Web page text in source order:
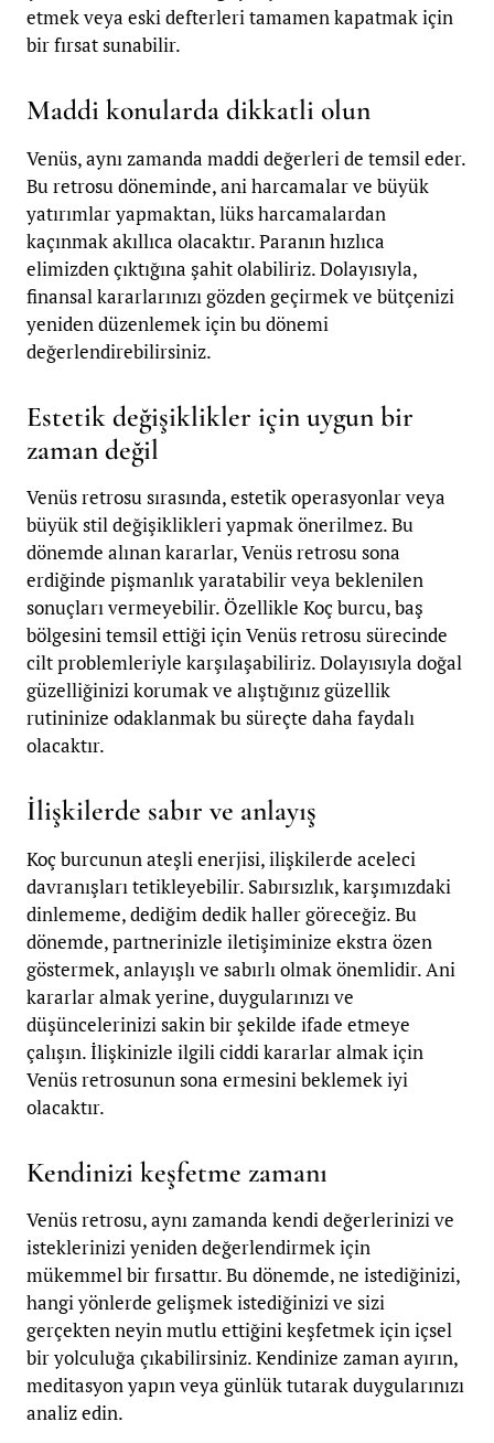
etmek veya eski defterleri tamamen kapatmak için
bir fırsat sunabilir.
Maddi konularda dikkatli olun
Venüs, aynı zamanda maddi değerleri de temsil eder.
Bu retrosu döneminde, ani harcamalar ve büyük
yatırımlar yapmaktan, lüks harcamalardan
kaçınmak akıllıca olacaktır. Paranın hızlıca
elimizden çıktığına şahit olabiliriz. Dolayısıyla,
finansal kararlarınızı gözden geçirmek ve bütçenizi
yeniden düzenlemek için bu dönemi
değerlendirebilirsiniz.
Estetik değişiklikler için uygun bir
zaman değil
Venüs retrosu sırasında, estetik operasyonlar veya
büyük stil değişiklikleri yapmak önerilmez. Bu
dönemde alınan kararlar, Venüs retrosu sona
erdiğinde pişmanlık yaratabilir veya beklenilen
sonuçları vermeyebilir. Özellikle Koç burcu, baş
bölgesini temsil ettiği için Venüs retrosu sürecinde
cilt problemleriyle karşılaşabiliriz. Dolayısıyla doğal
güzelliğinizi korumak ve alıştığınız güzellik
rutininize odaklanmak bu süreçte daha faydalı
olacaktır.
İlişkilerde sabır ve anlayış
Koç burcunun ateşli enerjisi, ilişkilerde aceleci
davranışları tetikleyebilir. Sabırsızlık, karşımızdaki
dinlememe, dediğim dedik haller göreceğiz. Bu
dönemde, partnerinizle iletişiminize ekstra özen
göstermek, anlayışlı ve sabırlı olmak önemlidir. Ani
kararlar almak yerine, duygularınızı ve
düşüncelerinizi sakin bir şekilde ifade etmeye
çalışın. İlişkinizle ilgili ciddi kararlar almak için
Venüs retrosunun sona ermesini beklemek iyi
olacaktır.
Kendinizi keşfetme zamanı
Venüs retrosu, aynı zamanda kendi değerlerinizi ve
isteklerinizi yeniden değerlendirmek için
mükemmel bir fırsattır. Bu dönemde, ne istediğinizi,
hangi yönlerde gelişmek istediğinizi ve sizi
gerçekten neyin mutlu ettiğini keşfetmek için içsel
bir yolculuğa çıkabilirsiniz. Kendinize zaman ayırın,
meditasyon yapın veya günlük tutarak duygularınızı
analiz edin.